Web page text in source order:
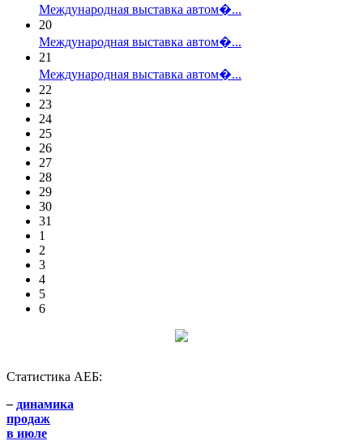
Международная выставка автом�...
20
Международная выставка автом�...
21
Международная выставка автом�...
22
23
24
25
26
27
28
29
30
31
1
2
3
4
5
6
Статистика АЕБ:
– динамика
продаж
в июле